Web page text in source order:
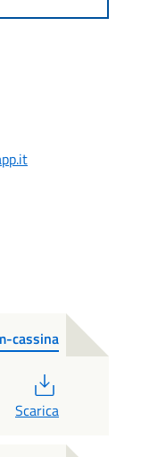
cassina
Scarica